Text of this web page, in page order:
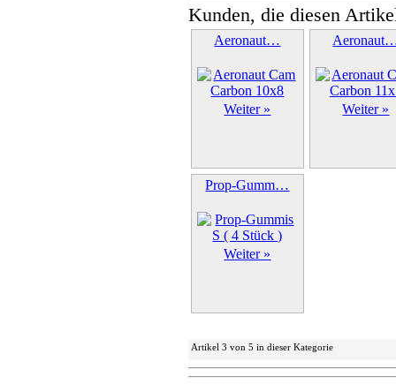
Kunden, die diesen
Aeronaut…
Weiter » Weiter »
Prop-Gumm…
Weiter »
Artikel 3 von 5 in dieser Kategorie